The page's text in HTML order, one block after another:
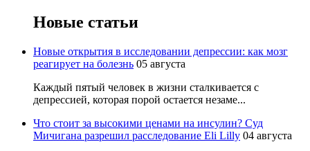
Новые статьи
Новые открытия в исследовании депрессии: как мозг
реагирует на болезнь 05 августа
Каждый пятый человек в жизни сталкивается с
депрессией, которая порой остается незаме...
Что стоит за высокими ценами на инсулин? Суд
Мичигана разрешил расследование Eli Lilly 04 августа